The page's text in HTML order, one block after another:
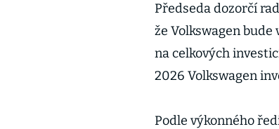
Předseda dozorčí
že Volkswagen
na celkových
2026 Volkswagen
Podle výkonného